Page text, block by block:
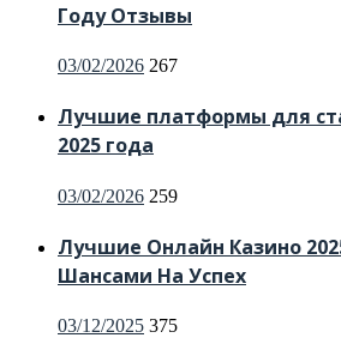
Году Отзывы
Posted
03/02/2026 267
Лучшие платформы для
2025 года
Posted
03/02/2026 259
Лучшие Онлайн Казино
Шансами На Успех
Posted
03/12/2025 375